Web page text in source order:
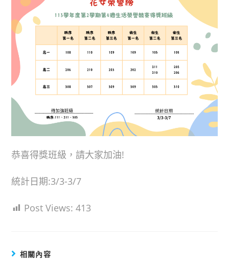
恭喜得獎班級，請大家加油!
統計日期:3/3-3/7
Post Views: 413
相關內容